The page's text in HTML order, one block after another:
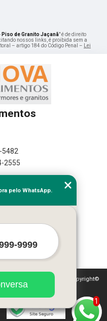
de Granito Jaçanã" é de direito
nossos links, é proibida sem a
– artigo 184 do Código Penal –
Lei
5482
2555
de direitos autorais. Copyright©
1
pelo WhatsApp.